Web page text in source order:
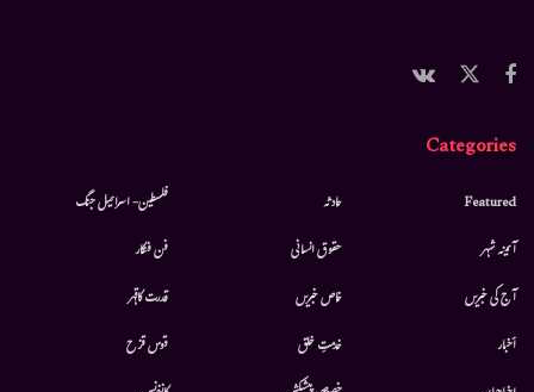
Categories
Featured
آئینہ شہر
آج کی خبریں
أخبار
حادثہ
حقوق انسانی
خاص خبریں
خدمتِ خلق
فلسطین- اسرائیل جنگ
فن فنکار
قدرت کاقہر
قوس قزح